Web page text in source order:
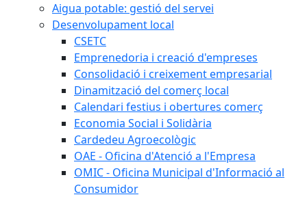
Aigua potable: gestió del servei
Desenvolupament local
CSETC
Emprenedoria i creació d'empreses
Consolidació i creixement empresarial
Dinamització del comerç local
Calendari festius i obertures comerç
Economia Social i Solidària
Cardedeu Agroecològic
OAE - Oficina d'Atenció a l'Empresa
OMIC - Oficina Municipal d'Informació al
Consumidor